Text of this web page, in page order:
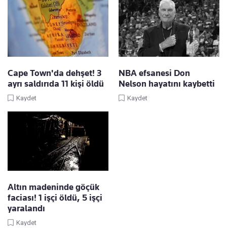
Cape Town'da dehşet! 3
ayrı saldırıda 11 kişi öldü
Kaydet
NBA efsanesi Don
Nelson hayatını kaybetti
Kaydet
Altın madeninde göçük
faciası! 1 işçi öldü, 5 işçi
yaralandı
Kaydet